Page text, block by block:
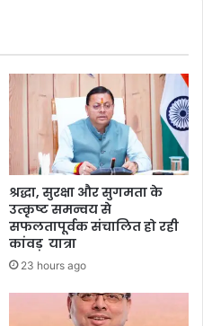
श्रद्धा, सुरक्षा और सुगमता के
उत्कृष्ट समन्वय से
सफलतापूर्वक संचालित हो रही
कांवड़ यात्रा
23 hours ago